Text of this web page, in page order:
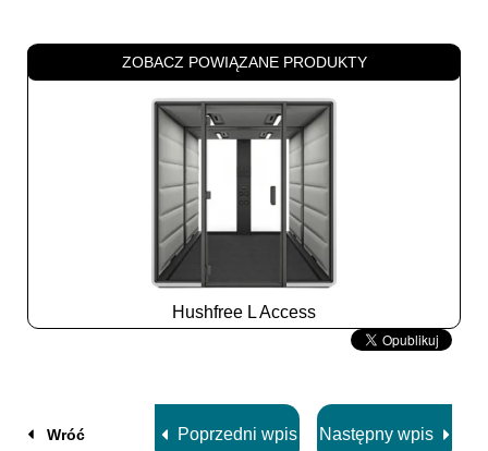
ZOBACZ POWIĄZANE PRODUKTY
Hushfree L Access
Slide
Wróć Poprzedni wpis Następny wpis